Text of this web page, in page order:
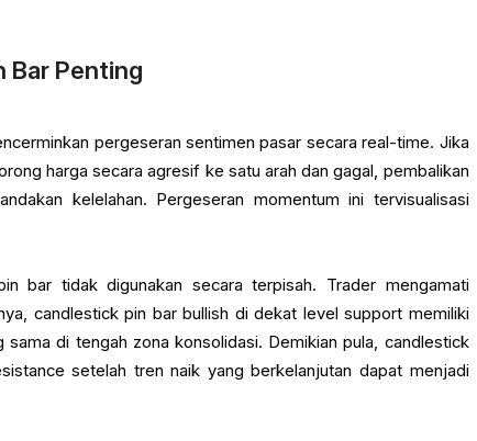
Bar Penting
pergeseran sentimen pasar secara real-time. Jika
harga secara agresif ke satu arah dan gagal, pembalikan
kelelahan. Pergeseran momentum ini tervisualisasi
bar tidak digunakan secara terpisah. Trader mengamati
candlestick pin bar bullish di dekat level support memiliki
di tengah zona konsolidasi. Demikian pula, candlestick
setelah tren naik yang berkelanjutan dapat menjadi